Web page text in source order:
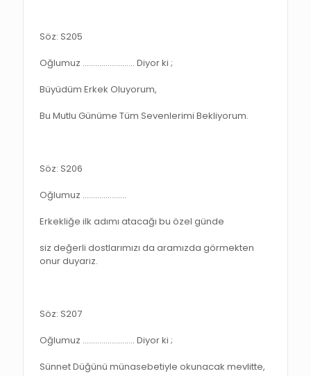
Söz: S205
Oğlumuz ……………………. Diyor ki ;
Büyüdüm Erkek Oluyorum,
Bu Mutlu Günüme Tüm Sevenlerimi Bekliyorum.
Söz: S206
Oğlumuz …………………
Erkekliğe ilk adımı atacağı bu özel günde
siz değerli dostlarımızı da aramızda görmekten
onur duyarız.
Söz: S207
Oğlumuz ……………………. Diyor ki ;
Sünnet Düğünü münasebetiyle okunacak mevlitte,